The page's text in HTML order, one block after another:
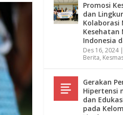
Promosi
dan
Kolaborasi
Kesehatan
Indonesia
Des 16, 2024
Berita,
Gerakan
Hipertensi
dan
pada